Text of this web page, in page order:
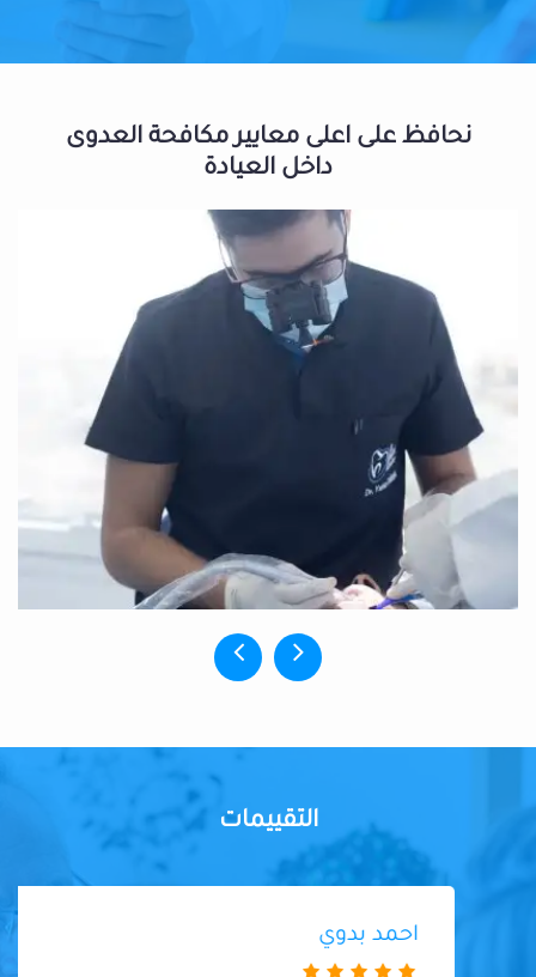
نحافظ على اعلى معايير مكافحة العدوى
داخل العيادة
التقييمات
احمد بدوي